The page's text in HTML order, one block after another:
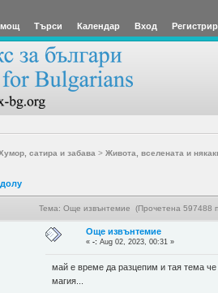
Търси Календар Вход
сатира и забава > Живота, вселената и
Тема: Още извънтемие (Прочетена 597488
Още извънтемие
«-: Aug 02, 2023, 00:31 »
май е време да разцепим и тая тема че
магия...